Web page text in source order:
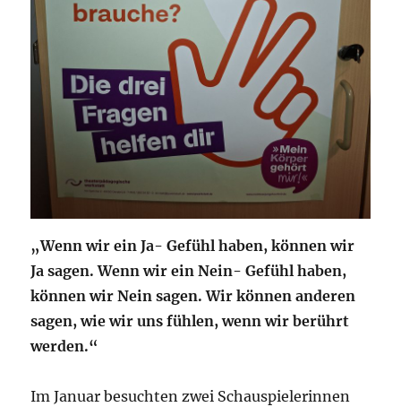
„Wenn wir ein Ja- Gefühl haben, können wir
Ja sagen. Wenn wir ein Nein- Gefühl haben,
können wir Nein sagen. Wir können anderen
sagen, wie wir uns fühlen, wenn wir berührt
werden.“
Im Januar besuchten zwei Schauspielerinnen